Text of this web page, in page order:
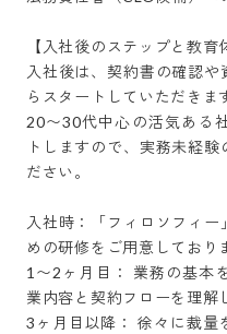
【入社後のステップと教育
入社後は、契約書の確認
らスタートしていただきま
20〜30代中心の活気ある
トしますので、実務未経
ださい。
入社時：「フィロソフィ
めの研修をご用意しており
1〜2ヶ月目： 業務の基本
業内容と契約フローを理解
3ヶ月目以降： 徐々に裁量